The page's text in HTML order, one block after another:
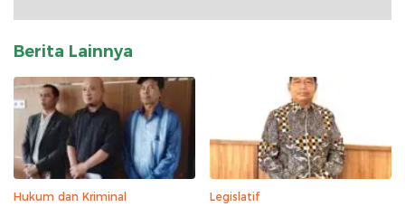
Berita Lainnya
Hukum dan Kriminal Legislatif